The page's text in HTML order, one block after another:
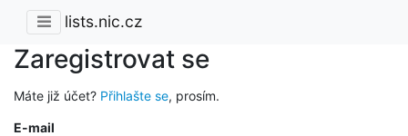
lists.nic.cz
Zaregistrovat se
Máte již účet? Přihlašte se, prosím.
E-mail